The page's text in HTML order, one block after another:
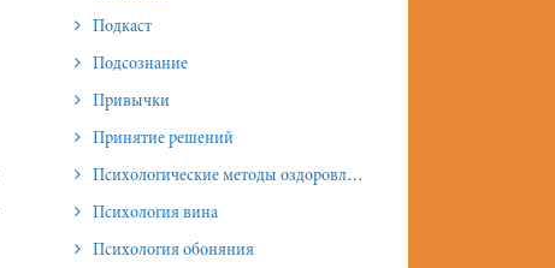
Подкаст
Подсознание
Привычки
Принятие решений
Психологические методы оздоровления и омоложения
Психология вина
Психология обоняния